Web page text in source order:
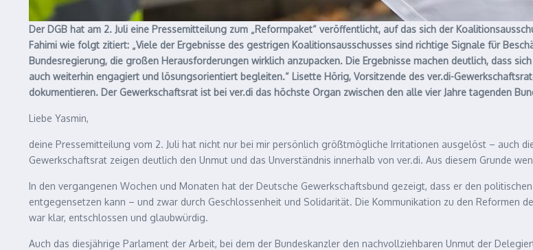
Der DGB hat am 2. Juli eine Pressemitteilung zum „Reformpaket“ veröffentlicht, auf das sich der
Fahimi wie folgt zitiert: „Viele der Ergebnisse des gestrigen Koalitionsausschusses sind richtige Signale für
Bundesregierung, die großen Herausforderungen wirklich anzupacken. Die Ergebnisse machen deutlich, dass
auch weiterhin engagiert und lösungsorientiert begleiten.“ Lisette Hörig, Vorsitzende des ver.di-
dokumentieren. Der Gewerkschaftsrat ist bei ver.di das höchste Organ zwischen den alle vier Jahre tagenden
Liebe Yasmin,
deine Pressemitteilung vom 2. Juli hat nicht nur bei mir persönlich größtmögliche Irritationen ausgelöst – auch
Gewerkschaftsrat zeigen deutlich den Unmut und das Unverständnis innerhalb von ver.di. Aus diesem Grunde
In den vergangenen Wochen und Monaten hat der Deutsche Gewerkschaftsbund gezeigt, dass er den
entgegensetzen kann – und zwar durch Geschlossenheit und Solidarität. Die Kommunikation zu den Reformen
war klar, entschlossen und glaubwürdig.
Auch das diesjährige Parlament der Arbeit, bei dem der Bundeskanzler den nachvollziehbaren Unmut der